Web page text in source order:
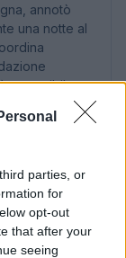
parties, or
for
opt-out
that after your
seeing
annotò
una notte al
sostenibile e